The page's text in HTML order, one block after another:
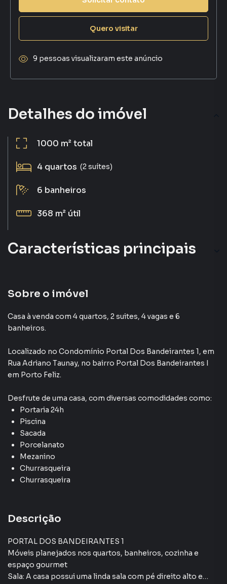
Detalhes do imóvel
1000 m²total
4 quartos (2 suítes)
6 banheiros
368 m² útil
Características principais
Sobre o imóvel
Casa à venda com 4 quartos, 2 suites, 4 vagas e 6
banheiros.
Localizado no Condomínio Portal Dos Bandeirantes 1, em
Rua Adriano Taunay, no bairro Portal Dos Bandeirantes I
em Porto Feliz.
Desfrute de uma casa, com diversas comodidades como:
Portaria 24h
Piscina
Sacada
Porcelanato
Mezanino
Churrasqueira
Churrasqueira
Descrição
PORTAL DOS BANDEIRANTES 1
Móveis planejados nos quartos, banheiros, cozinha e
espaço gourmet
Sala: A casa possui uma linda sala com pé direito alto e
Quero visitar
9 pessoas visualizaram este anúncio